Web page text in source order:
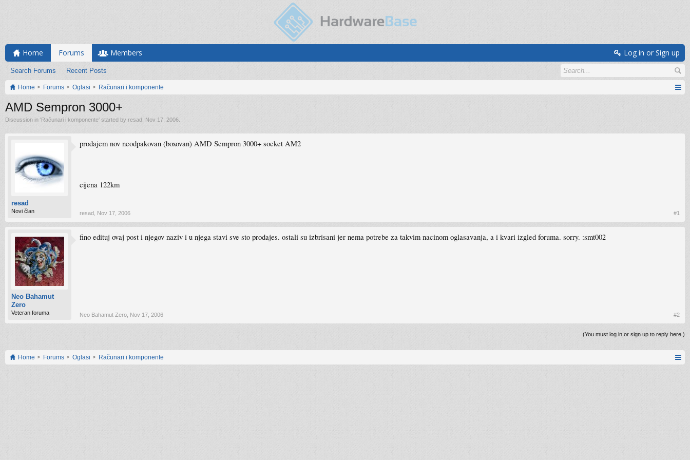
Home Forums
Search Forums Recent Posts
Members Log in or Sign up
Home Forums Oglasi Računari i komponente
AMD Sempron 3000+
Discussion in 'Računari i komponente' started by resad Nov 17, 2006
resad
Novi član
prodajem nov neodpakovan (boxovan) AMD Sempron 3000+ socket AM2
cijena 122km
resad Nov 17, 2006 #1
Neo Bahamut
Zero
Veteran foruma
fino edituj ovaj post i njegov naziv i u njega stavi sve sto prodajes. ostali su izbrisani jer nema potrebe za takvim nacinom oglasavanja, a i kvari izgled foruma. sorry. :smt002
Neo Bahamut Zero Nov 17, 2006 #2
(You must log in or sign up to reply here.)
Home Forums Oglasi Računari i komponente